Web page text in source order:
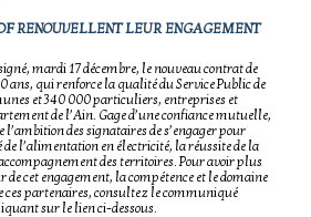
RENOUVELLENT LEUR ENGAGEMENT
mardi 17 décembre, le nouveau contrat de
ans, qui renforce la qualité du Service Public de
et 340 000 particuliers, entreprises et
de l’Ain. Gage d’une confiance mutuelle,
des signataires de s’engager pour
l’alimentation en électricité, la réussite de la
des territoires. Pour avoir plus
cet engagement, la compétence et le domaine
ces partenaires, consultez le communiqué
sur le lien ci-dessous.